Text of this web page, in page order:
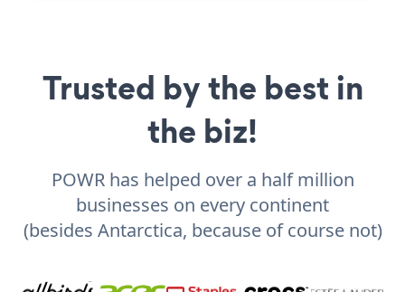
Trusted by the best in
the biz!
POWR has helped over a half million
businesses on every continent
(besides Antarctica, because of course not)